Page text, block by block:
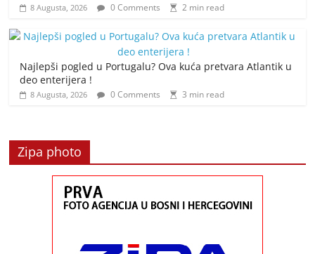
8 Augusta, 2026 0 Comments 2 min read
Najlepši pogled u Portugalu? Ova kuća pretvara Atlantik u
deo enterijera !
8 Augusta, 2026 0 Comments 3 min read
Zipa photo